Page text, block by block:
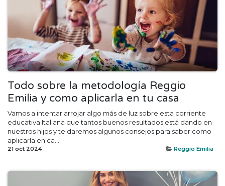
Todo sobre la metodología Reggio
Emilia y como aplicarla en tu casa
Vamos a intentar arrojar algo más de luz sobre esta corriente
educativa Italiana que tantos buenos resultados está dando en
nuestros hijos y te daremos algunos consejos para saber como
aplicarla en ca...
21 oct 2024 Reggio Emilia